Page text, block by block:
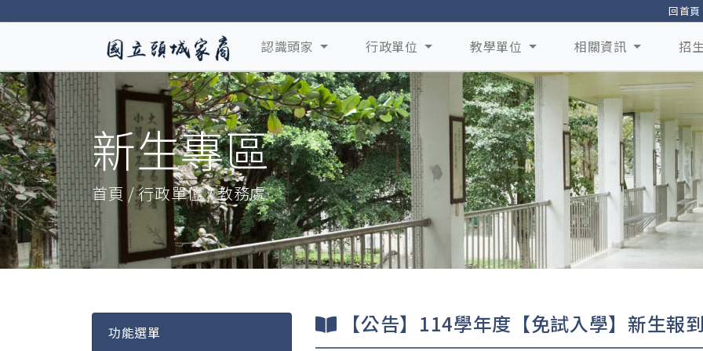
回首頁
認識頭家 行政單位 教學單位 相關資訊 招
新生專區
首頁 / 行政單位 / 教務處
功能選單 【公告】114學年度【免試入學】新生報